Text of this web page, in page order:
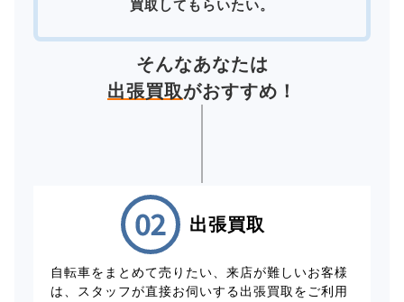
買取してもらいたい。
そんなあなたは
出張買取がおすすめ！
出張買取
自転車をまとめて売りたい、来店が難しいお客様
は、スタッフが直接お伺いする出張買取をご利用